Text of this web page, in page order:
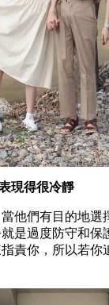
現得很冷靜
他們有目的地選
是過度防守和保
責你，所以若你